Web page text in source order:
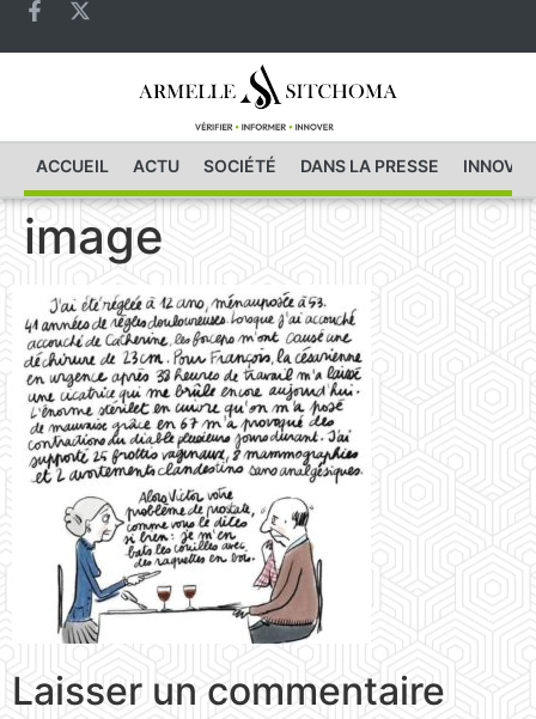
ACCUEIL ACTU SOCIÉTÉ DANS LA PRESSE
image
Laisser un commentaire